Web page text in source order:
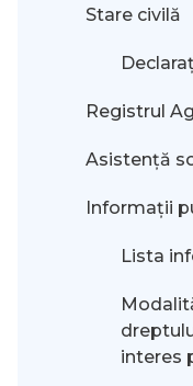
Stare civilă
Registrul
Asistență
Informații
Lista
interes